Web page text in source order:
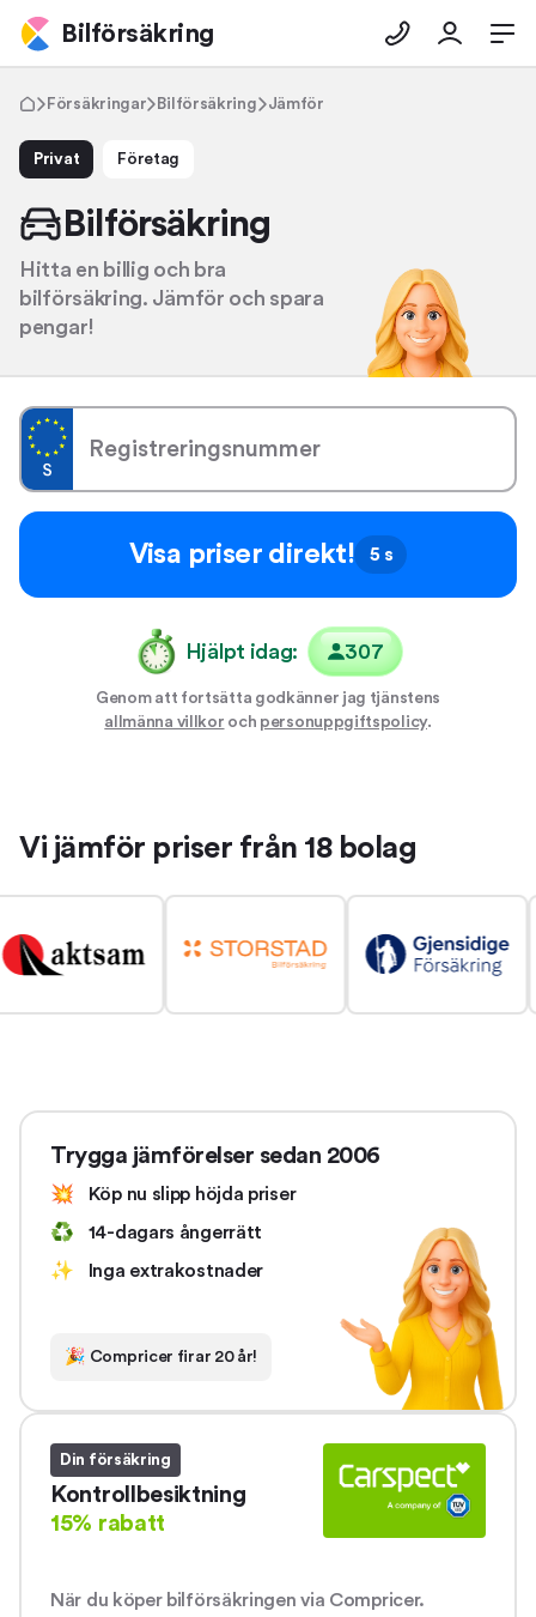
Bilförsäkring
Försäkringar Bilförsäkring Jämför
Privat Företag
Bilförsäkring
Hitta en billig och bra
bilförsäkring. Jämför och spara
pengar!
Registreringsnummer
Visa priser direkt! 5 s
Hjälpt idag: 307
Genom att fortsätta godkänner jag tjänstens
allmänna villkor och personuppgiftspolicy.
Vi jämför priser från 18 bolag
Trygga jämförelser sedan 2006
💥
Köp nu slipp höjda priser
♻️
14-dagars ångerrätt
✨
Inga extrakostnader
🎉 Compricer firar 20 år!
Din försäkring
Kontrollbesiktning
15% rabatt
När du köper bilförsäkringen via Compricer.